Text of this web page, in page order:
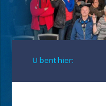
U bent hier: